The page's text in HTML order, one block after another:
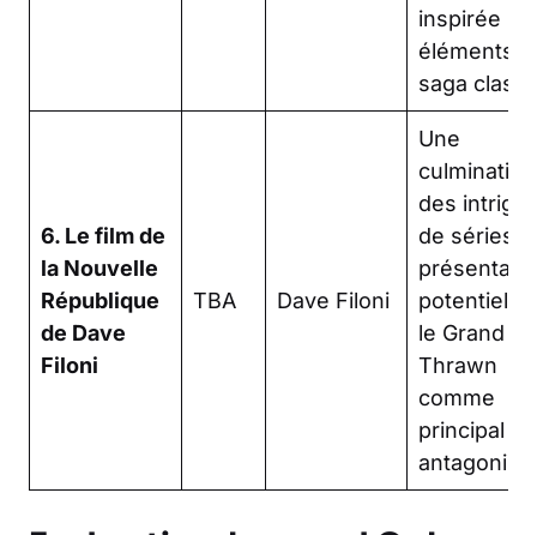
inspirée
éléments
saga
6. Le film de
la Nouvelle
République
de Dave
Filoni
TBA Dave Filoni
Une
culmination
des
de séries,
présentant
le Grand
Thrawn
comme
principal